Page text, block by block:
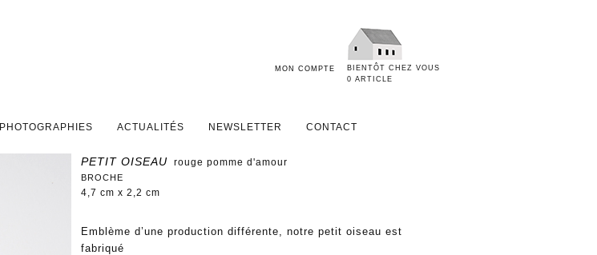
PHOTOGRAPHIES ACTUALITÉS NEWSLETTER CONTACT
BIENTÔT CHEZ VOUS
0 ARTICLE
MON COMPTE
PETIT OISEAU rouge pomme d'amour
BROCHE
4,7 cm x 2,2 cm
Emblème d’une production différente, notre petit oiseau est
fabriqué